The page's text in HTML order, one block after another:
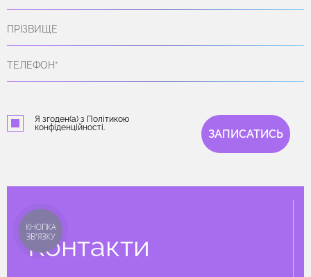
Я згоден(а) з Політикою
конфіденційності.
ЗАПИСАТИСЬ
Контакти
КНОПКА
ЗВ'ЯЗКУ